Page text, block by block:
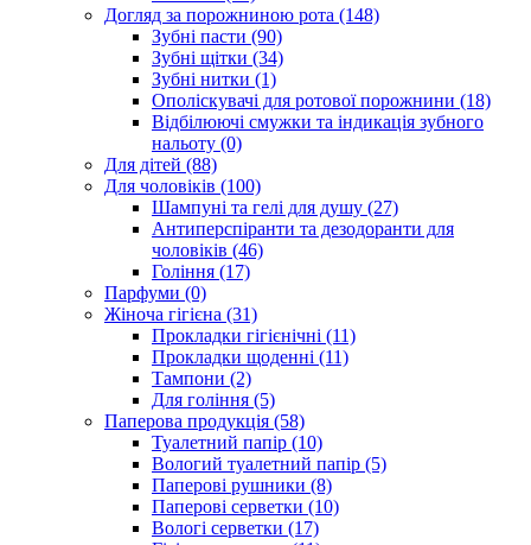
Догляд за порожниною рота (148)
Зубні пасти (90)
Зубні щітки (34)
Зубні нитки (1)
Ополіскувачі для ротової порожнини (18)
Відбілюючі смужки та індикація зубного
нальоту (0)
Для дітей (88)
Для чоловіків (100)
Шампуні та гелі для душу (27)
Антиперспіранти та дезодоранти для
чоловіків (46)
Гоління (17)
Парфуми (0)
Жіноча гігієна (31)
Прокладки гігієнічні (11)
Прокладки щоденні (11)
Тампони (2)
Для гоління (5)
Паперова продукція (58)
Туалетний папір (10)
Вологий туалетний папір (5)
Паперові рушники (8)
Паперові серветки (10)
Вологі серветки (17)